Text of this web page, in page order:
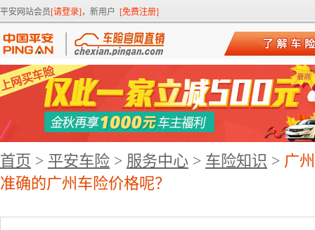
平安网站会员[请登录] ，新用户 [免费注册]
首页 > 平安车险 > 服务中心 > 车险知识 > 广
准确的广州车险价格呢？